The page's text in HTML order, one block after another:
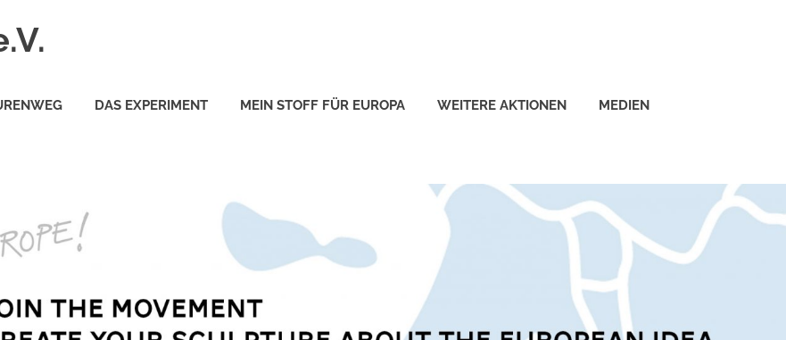
DAS EXPERIMENT MEIN STOFF FÜR EUROPA WEITERE AKTIONEN MEDIEN